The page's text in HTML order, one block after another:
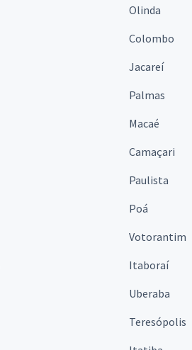
Olinda
Colombo
Jacareí
Palmas
Macaé
Camaçari
Paulista
Poá
Votorantim
Itaboraí
Uberaba
Teresópolis